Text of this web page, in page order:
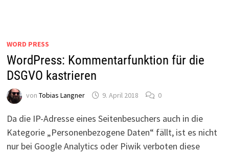
WORD PRESS
WordPress: Kommentarfunktion für die
DSGVO kastrieren
von Tobias Langner 9. April 2018 0
Da die IP-Adresse eines Seitenbesuchers auch in die
Kategorie „Personenbezogene Daten“ fällt, ist es nicht
nur bei Google Analytics oder Piwik verboten diese